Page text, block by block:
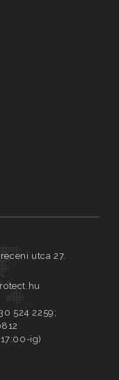
utca 27.
524 2259;
ig)